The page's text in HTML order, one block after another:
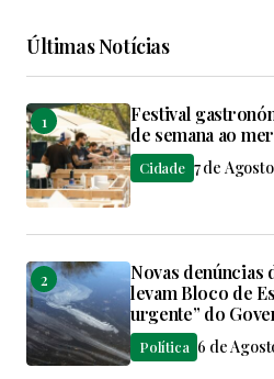
Últimas Notícias
Festival
de semana ao
Cidade 7 de
Novas denúncias
levam Bloco de
urgente” do
Política 6 de